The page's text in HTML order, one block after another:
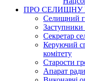
ПРО СЕЛИЩНУ
Селищний
Секретар
Керуючий
комітету
Старости
Апарат ради